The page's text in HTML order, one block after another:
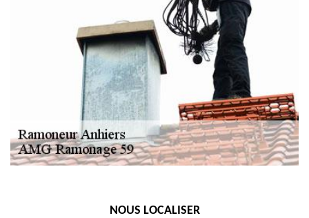
NOUS LOCALISER